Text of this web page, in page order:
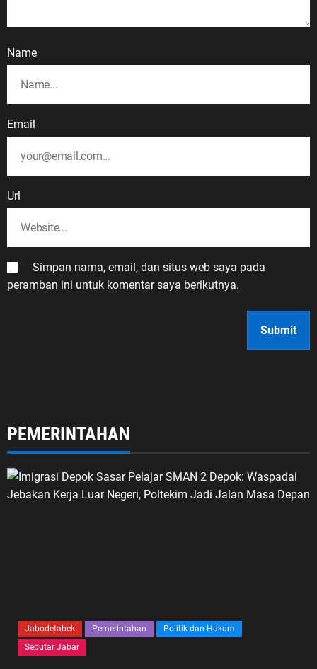
Name
Email
Url
Simpan nama, email, dan situs web saya pada
peramban ini untuk komentar saya berikutnya.
PEMERINTAHAN
Jabodetabek Pemerintahan
Politik dan Hukum
Seputar Jabar